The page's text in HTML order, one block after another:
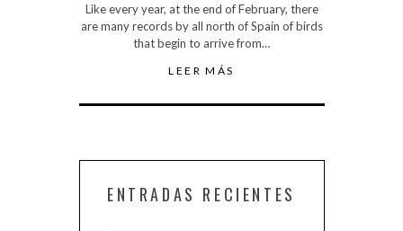
Like every year, at the end of February, there
are many records by all north of Spain of birds
that begin to arrive from…
LEER MÁS
ENTRADAS RECIENTES